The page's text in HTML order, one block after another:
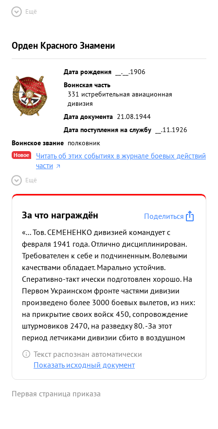
Ещё
Орден Красного Знамени
Дата рождения
__.__.1906
Воинская часть
331 истребительная авиационная
дивизия
Дата документа 21.08.1944
Дата поступления на службу
__.11.1926
Воинское звание полковник
Новое
Читать об этих событиях в журнале боевых действий
части
Ещё
За что награждён
Поделиться
«... Тов. СЕМЕНЕНКО дивизией командует с
февраля 1941 года. Отлично дисциплинирован.
Требователен к себе и подчиненным. Волевыми
качествами обладает. Марально устойчив.
Сперативно-такт ически подготовлен хорошо. На
Первом Украинском фронте частями дивизии
произведено более 3000 боевых вылетов, из них:
на прикрытие своих войск 450, сопровождение
штурмовиков 2470, на разведку 80. -За этот
период летчиками дивизии сбито в воздушном
бою 227 самолетов пр-ка и уничтожено на земле
134 самолета. За это же время потеряв своих
типах отечественных самолетов. Общий налет
Текст распознан автоматически
Показать исходный документ
Первая страница приказа